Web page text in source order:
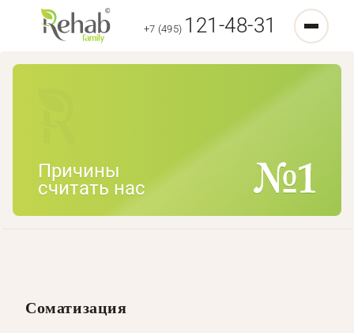
+7 (495) 121-48-31
Причины
считать нас
Соматизация